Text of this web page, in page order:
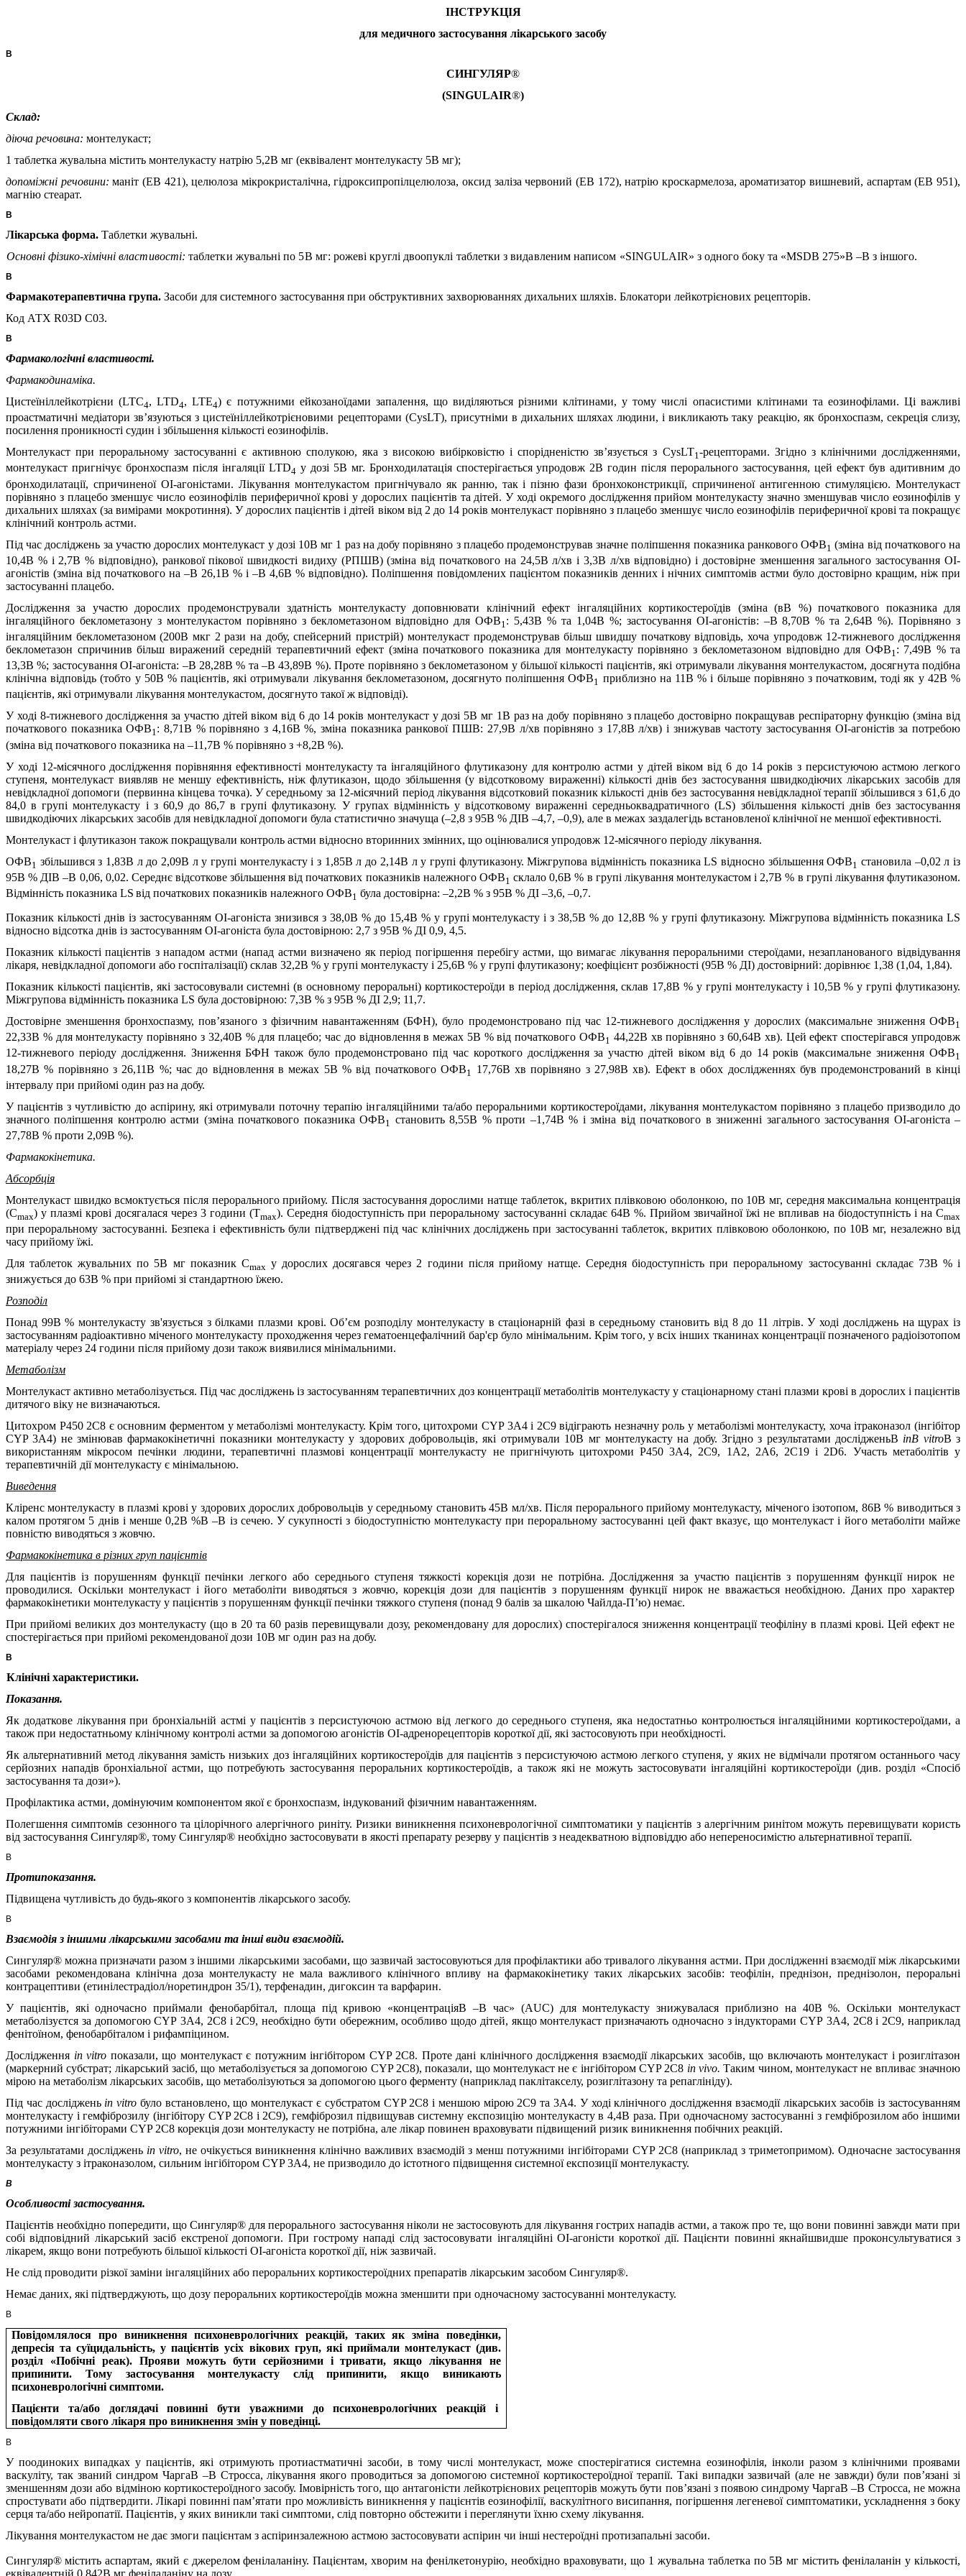
ІНСТРУКЦІЯ
для медичного застосування лікарського засобу
В
СИНГУЛЯР®
(SINGULAIR®)
Cклад:
діюча речовина: монтелукаст;
1 таблетка жувальна містить монтелукасту натрію 5,2В мг (еквівалент монтелукасту 5В мг);
допоміжні речовини: маніт (EВ 421), целюлоза мікрокристалічна, гідроксипропілцелюлоза, оксид заліза червоний (ЕВ 172), натрію кроскармелоза, ароматизатор вишневий, аспартам (EВ 951),
магнію стеарат.
В
Лікарська форма. Таблетки жувальні.
Основні фізико-хімічні властивості: таблетки жувальні по 5В мг: рожеві круглі двоопуклі таблетки з видавленим написом «SINGULAIR» з одного боку та «MSDВ 275»В –В з іншого.
В
Фармакотерапевтична група. Засоби для системного застосування при обструктивних захворюваннях дихальних шляхів. Блокатори лейкотрієнових рецепторів.
Код АТХ R03D C03.
В
Фармакологічні властивості.
Фармакодинаміка.
Цистеїніллейкотрієни (LTC4, LTD4, LTE4) є потужними ейкозаноїдами запалення, що виділяються різними клітинами, у тому числі опасистими клітинами та еозинофілами. Ці важливі
проастматичні медіатори зв’язуються з цистеїніллейкотрієновими рецепторами (CysLT), присутніми в дихальних шляхах людини, і викликають таку реакцію, як бронхоспазм, секреція слизу,
посилення проникності судин і збільшення кількості еозинофілів.
Монтелукаст при пероральному застосуванні є активною сполукою, яка з високою вибірковістю і спорідненістю зв’язується з CysLT1-рецепторами. Згідно з клінічними дослідженнями,
монтелукаст пригнічує бронхоспазм після інгаляції LTD4 у дозі 5В мг. Бронходилатація спостерігається упродовж 2В годин після перорального застосування, цей ефект був адитивним до
бронходилатації, спричиненої ОІ-агоністами. Лікування монтелукастом пригнічувало як ранню, так і пізню фази бронхоконстрикції, спричиненої антигенною стимуляцією. Монтелукаст
порівняно з плацебо зменшує число еозинофілів периферичної крові у дорослих пацієнтів та дітей. У ході окремого дослідження прийом монтелукасту значно зменшував число еозинофілів у
дихальних шляхах (за вимірами мокротиння). У дорослих пацієнтів і дітей віком від 2 до 14 років монтелукаст порівняно з плацебо зменшує число еозинофілів периферичної крові та покращує
клінічний контроль астми.
Під час досліджень за участю дорослих монтелукаст у дозі 10В мг 1 раз на добу порівняно з плацебо продемонстрував значне поліпшення показника ранкового ОФВ1 (зміна від початкового на
10,4В % і 2,7В % відповідно), ранкової пікової швидкості видиху (РПШВ) (зміна від початкового на 24,5В л/хв і 3,3В л/хв відповідно) і достовірне зменшення загального застосування ОІ-
агоністів (зміна від початкового на –В 26,1В % і –В 4,6В % відповідно). Поліпшення повідомлених пацієнтом показників денних і нічних симптомів астми було достовірно кращим, ніж при
застосуванні плацебо.
Дослідження за участю дорослих продемонстрували здатність монтелукасту доповнювати клінічний ефект інгаляційних кортикостероїдів (зміна (вВ %) початкового показника для
інгаляційного беклометазону з монтелукастом порівняно з беклометазоном відповідно для ОФВ1 : 5,43В % та 1,04В %; застосування ОІ-агоністів: –В 8,70В % та 2,64В %). Порівняно з
інгаляційним беклометазоном (200В мкг 2 рази на добу, спейсерний пристрій) монтелукаст продемонстрував більш швидшу початкову відповідь, хоча упродовж 12-тижневого дослідження
беклометазон спричинив більш виражений середній терапевтичний ефект (зміна початкового показника для монтелукасту порівняно з беклометазоном відповідно для ОФВ1: 7,49В % та
13,3В %; застосування ОІ-агоніста: –В 28,28В % та –В 43,89В %). Проте порівняно з беклометазоном у більшої кількості пацієнтів, які отримували лікування монтелукастом, досягнута подібна
клінічна відповідь (тобто у 50В % пацієнтів, які отримували лікування беклометазоном, досягнуто поліпшення ОФВ1 приблизно на 11В % і більше порівняно з початковим, тоді як у 42В %
пацієнтів, які отримували лікування монтелукастом, досягнуто такої ж відповіді).
У ході 8-тижневого дослідження за участю дітей віком від 6 до 14 років монтелукаст у дозі 5В мг 1В раз на добу порівняно з плацебо достовірно покращував респіраторну функцію (зміна від
початкового показника ОФВ1: 8,71В % порівняно з 4,16В %, зміна показника ранкової ПШВ: 27,9В л/хв порівняно з 17,8В л/хв) і знижував частоту застосування ОІ-агоністів за потребою
(зміна від початкового показника на –11,7В % порівняно з +8,2В %).
У ході 12-місячного дослідження порівняння ефективності монтелукасту та інгаляційного флутиказону для контролю астми у дітей віком від 6 до 14 років з персистуючою астмою легкого
ступеня, монтелукаст виявляв не меншу ефективність, ніж флутиказон, щодо збільшення (у відсотковому вираженні) кількості днів без застосування швидкодіючих лікарських засобів для
невідкладної допомоги (первинна кінцева точка). У середньому за 12-місячний період лікування відсотковий показник кількості днів без застосування невідкладної терапії збільшився з 61,6 до
84,0 в групі монтелукасту і з 60,9 до 86,7 в групі флутиказону. У групах відмінність у відсотковому вираженні середньоквадратичного (LS) збільшення кількості днів без застосування
швидкодіючих лікарських засобів для невідкладної допомоги була статистично значуща (–2,8 з 95В % ДІВ –4,7, –0,9), але в межах заздалегідь встановленої клінічної не меншої ефективності.
Монтелукаст і флутиказон також покращували контроль астми відносно вторинних змінних, що оцінювалися упродовж 12-місячного періоду лікування.
ОФВ1 збільшився з 1,83В л до 2,09В л у групі монтелукасту і з 1,85В л до 2,14В л у групі флутиказону. Міжгрупова відмінність показника LS відносно збільшення ОФВ1 становила –0,02 л із
95В % ДІВ –В 0,06, 0,02. Середнє відсоткове збільшення від початкових показників належного ОФВ1 склало 0,6В % в групі лікування монтелукастом і 2,7В % в групі лікування флутиказоном.
Відмінність показника LS від початкових показників належного ОФВ1 була достовірна: –2,2В % з 95В % ДІ –3,6, –0,7.
Показник кількості днів із застосуванням ОІ-агоніста знизився з 38,0В % до 15,4В % у групі монтелукасту і з 38,5В % до 12,8В % у групі флутиказону. Міжгрупова відмінність показника LS
відносно відсотка днів із застосуванням ОІ-агоніста була достовірною: 2,7 з 95В % ДІ 0,9, 4,5.
Показник кількості пацієнтів з нападом астми (напад астми визначено як період погіршення перебігу астми, що вимагає лікування пероральними стероїдами, незапланованого відвідування
лікаря, невідкладної допомоги або госпіталізації) склав 32,2В % у групі монтелукасту і 25,6В % у групі флутиказону; коефіцієнт розбіжності (95В % ДІ) достовірний: дорівнює 1,38 (1,04, 1,84).
Показник кількості пацієнтів, які застосовували системні (в основному пероральні) кортикостероїди в період дослідження, склав 17,8В % у групі монтелукасту і 10,5В % у групі флутиказону.
Міжгрупова відмінність показника LS була достовірною: 7,3В % з 95В % ДІ 2,9; 11,7.
Достовірне зменшення бронхоспазму, пов’язаного з фізичним навантаженням (БФН), було продемонстровано під час 12-тижневого дослідження у дорослих (максимальне зниження ОФВ1
22,33В % для монтелукасту порівняно з 32,40В % для плацебо; час до відновлення в межах 5В % від початкового ОФВ1 44,22В хв порівняно з 60,64В хв). Цей ефект спостерігався упродовж
12-тижневого періоду дослідження. Зниження БФН також було продемонстровано під час короткого дослідження за участю дітей віком від 6 до 14 років (максимальне зниження ОФВ1
18,27В % порівняно з 26,11В %; час до відновлення в межах 5В % від початкового ОФВ1
17,76В хв порівняно з 27,98В хв). Ефект в обох дослідженнях був продемонстрований в кінці
інтервалу при прийомі один раз на добу.
У пацієнтів з чутливістю до аспірину, які отримували поточну терапію інгаляційними та/або пероральними кортикостероїдами, лікування монтелукастом порівняно з плацебо призводило до
значного поліпшення контролю астми (зміна початкового показника ОФВ1 становить 8,55В % проти –1,74В % і зміна від початкового в зниженні загального застосування ОІ-агоніста –
27,78В % проти 2,09В %).
Фармакокінетика.
Абсорбція
Монтелукаст швидко всмоктується після перорального прийому. Після застосування дорослими натще таблеток, вкритих плівковою оболонкою, по 10В мг, середня максимальна концентрація
(Cmax) у плазмі крові досягалася через 3 години (Tmax). Середня біодоступність при пероральному застосуванні складає 64В %. Прийом звичайної їжі не впливав на біодоступність і на Cmax
при пероральному застосуванні. Безпека і ефективність були підтверджені під час клінічних досліджень при застосуванні таблеток, вкритих плівковою оболонкою, по 10В мг, незалежно від
часу прийому їжі.
Для таблеток жувальних по 5В мг показник Cmax у дорослих досягався через 2 години після прийому натще. Середня біодоступність при пероральному застосуванні складає 73В % і
знижується до 63В % при прийомі зі стандартною їжею.
Розподіл
Понад 99В % монтелукасту зв'язується з білками плазми крові. Об’єм розподілу монтелукасту в стаціонарній фазі в середньому становить від 8 до 11 літрів. У ході досліджень на щурах із
застосуванням радіоактивно міченого монтелукасту проходження через гематоенцефалічний бар'єр було мінімальним. Крім того, у всіх інших тканинах концентрації позначеного радіоізотопом
матеріалу через 24 години після прийому дози також виявилися мінімальними.
Метаболізм
Монтелукаст активно метаболізується. Під час досліджень із застосуванням терапевтичних доз концентрації метаболітів монтелукасту у стаціонарному стані плазми крові в дорослих і пацієнтів
дитячого віку не визначаються.
Цитохром Р450 2С8 є основним ферментом у метаболізмі монтелукасту. Крім того, цитохроми CYP 3A4 і 2С9 відіграють незначну роль у метаболізмі монтелукасту, хоча ітраконазол (інгібітор
CYP 3А4) не змінював фармакокінетичні показники монтелукасту у здорових добровольців, які отримували 10В мг монтелукасту на добу. Згідно з результатами дослідженьВ inВ vitroВ з
використанням мікросом печінки людини, терапевтичні плазмові концентрації монтелукасту не пригнічують цитохроми Р450 3А4, 2С9, 1А2, 2А6, 2С19 і 2D6. Участь метаболітів у
терапевтичній дії монтелукасту є мінімальною.
Виведення
Кліренс монтелукасту в плазмі крові у здорових дорослих добровольців у середньому становить 45В мл/хв. Після перорального прийому монтелукасту, міченого ізотопом, 86В % виводиться з
калом протягом 5 днів і менше 0,2В %В –В із сечею. У сукупності з біодоступністю монтелукасту при пероральному застосуванні цей факт вказує, що монтелукаст і його метаболіти майже
повністю виводяться з жовчю.
Фармакокінетика в різних груп пацієнтів
Для пацієнтів із порушенням функції печінки легкого або середнього ступеня тяжкості корекція дози не потрібна. Дослідження за участю пацієнтів з порушенням функції нирок не
проводилися. Оскільки монтелукаст і його метаболіти виводяться з жовчю, корекція дози для пацієнтів з порушенням функції нирок не вважається необхідною. Даних про характер
фармакокінетики монтелукасту у пацієнтів з порушенням функції печінки тяжкого ступеня (понад 9 балів за шкалою Чайлда-П’ю) немає.
При прийомі великих доз монтелукасту (що в 20 та 60 разів перевищували дозу, рекомендовану для дорослих) спостерігалося зниження концентрації теофіліну в плазмі крові. Цей ефект не
спостерігається при прийомі рекомендованої дози 10В мг один раз на добу.
В
Клінічні характеристики.
Показання.
Як додаткове лікування при бронхіальній астмі у пацієнтів з персистуючою астмою від легкого до середнього ступеня, яка недостатньо контролюється інгаляційними кортикостероїдами, а
також при недостатньому клінічному контролі астми за допомогою агоністів ОІ-адренорецепторів короткої дії, які застосовують при необхідності.
Як альтернативний метод лікування замість низьких доз інгаляційних кортикостероїдів для пацієнтів з персистуючою астмою легкого ступеня, у яких не відмічали протягом останнього часу
серйозних нападів бронхіальної астми, що потребують застосування пероральних кортикостероїдів, а також які не можуть застосовувати інгаляційні кортикостероїди (див. розділ «Спосіб
застосування та дози»).
Профілактика астми, домінуючим компонентом якої є бронхоспазм, індукований фізичним навантаженням.
Полегшення симптомів сезонного та цілорічного алергічного риніту. Ризики виникнення психоневрологічної симптоматики у пацієнтів з алергічним ринітом можуть перевищувати користь
від застосування Сингуляр®, тому Сингуляр® необхідно застосовувати в якості препарату резерву у пацієнтів з неадекватною відповіддю або непереносимістю альтернативної терапії.
В
Протипоказання.
Підвищена чутливість до будь-якого з компонентів лікарського засобу.
В
Взаємодія з іншими лікарськими засобами та інші види взаємодій.
Сингуляр® можна призначати разом з іншими лікарськими засобами, що зазвичай застосовуються для профілактики або тривалого лікування астми. При дослідженні взаємодії між лікарськими
засобами рекомендована клінічна доза монтелукасту не мала важливого клінічного впливу на фармакокінетику таких лікарських засобів: теофілін, преднізон, преднізолон, пероральні
контрацептиви (етинілестрадіол/норетиндрон 35/1), терфенадин, дигоксин та варфарин.
У пацієнтів, які одночасно приймали фенобарбітал, площа під кривою «концентраціяВ –В час» (AUC) для монтелукасту знижувалася приблизно на 40В %. Оскільки монтелукаст
метаболізуєтся за допомогою СYР 3А4, 2C8 і 2C9,необхідно бути обережним, особливо щодо дітей, якщо монтелукаст призначають одночасно з індукторами СYР 3А4, 2C8 і 2C9,наприклад
фенітоїном, фенобарбіталом і рифампіцином.
Дослідження in vitro показали, що монтелукаст є потужним інгібітором CYP 2C8. Проте дані клінічного дослідження взаємодії лікарських засобів, що включають монтелукаст і розиглітазон
(маркерний субстрат; лікарський засіб, що метаболізується за допомогою CYP 2C8), показали, що монтелукаст не є інгібітором CYP 2C8 in vivo.Таким чином, монтелукаст не впливає значною
мірою на метаболізм лікарських засобів, що метаболізуються за допомогою цього ферменту (наприклад паклітакселу, розиглітазону та репаглініду).
Під час досліджень in vitro було встановлено, що монтелукаст є субстратом CYP 2C8 і меншою мірою 2C9 та 3A4. У ході клінічного дослідження взаємодії лікарських засобів із застосуванням
монтелукасту і гемфіброзилу (інгібітору CYP 2C8 і 2С9), гемфіброзил підвищував системну експозицію монтелукасту в 4,4В раза. При одночасному застосуванні з гемфіброзилом або іншими
потужними інгібіторами CYP 2C8 корекція дози монтелукасту не потрібна, але лікар повинен враховувати підвищений ризик виникнення побічних реакцій.
За результатами досліджень in vitro, не очікується виникнення клінічно важливих взаємодій з менш потужними інгібіторами CYP 2C8 (наприклад з триметопримом). Одночасне застосування
монтелукасту з ітраконазолом, сильним інгібітором CYP 3A4, не призводило до істотного підвищення системної експозиції монтелукасту.
В
Особливості застосування.
Пацієнтів необхідно попередити, що Сингуляр® для перорального застосування ніколи не застосовують для лікування гострих нападів астми, а також про те, що вони повинні завжди мати при
собі відповідний лікарський засіб екстреної допомоги. При гострому нападі слід застосовувати інгаляційні ОІ-агоністи короткої дії. Пацієнти повинні якнайшвидше проконсультуватися з
лікарем, якщо вони потребують більшої кількості ОІ-агоніста короткої дії, ніж зазвичай.
Не слід проводити різкої заміни інгаляційних або пероральних кортикостероїдних препаратів лікарським засобом Сингуляр®.
Немає даних, які підтверджують, що дозу пероральних кортикостероїдів можна зменшити при одночасному застосуванні монтелукасту.
В
Повідомлялося про виникнення психоневрологічних реакцій, таких як зміна поведінки,
депресія та суїцидальність, у пацієнтів усіх вікових груп, які приймали монтелукаст (див.
розділ «Побічні реак). Прояви можуть бути серйозними і тривати, якщо лікування не
припинити. Тому застосування монтелукасту слід припинити, якщо виникають
психоневрологічні симптоми.
Пацієнти та/або доглядачі повинні бути уважними до психоневрологічних реакцій і
повідомляти свого лікаря про виникнення змін у поведінці.
В
У поодиноких випадках у пацієнтів, які отримують протиастматичні засоби, в тому числі монтелукаст, може спостерігатися системна еозинофілія, інколи разом з клінічними проявами
васкуліту, так званий синдром ЧаргаВ –В Стросса, лікування якого проводиться за допомогою системної кортикостероїдної терапії. Такі випадки зазвичай (але не завжди) були пов’язані зі
зменшенням дози або відміною кортикостероїдного засобу. Імовірність того, що антагоністи лейкотрієнових рецепторів можуть бути пов’язані з появою синдрому ЧаргаВ –В Стросса, не можна
спростувати або підтвердити. Лікарі повинні пам’ятати про можливість виникнення у пацієнтів еозинофілії, васкулітного висипання, погіршення легеневої симптоматики, ускладнення з боку
серця та/або нейропатії. Пацієнтів, у яких виникли такі симптоми, слід повторно обстежити і переглянути їхню схему лікування.
Лікування монтелукастом не дає змоги пацієнтам з аспіринзалежною астмою застосовувати аспірин чи інші нестероїдні протизапальні засоби.
Сингуляр® містить аспартам, який є джерелом фенілаланіну. Пацієнтам, хворим на фенілкетонурію, необхідно враховувати, що 1 жувальна таблетка по 5В мг містить фенілаланін у кількості,
еквівалентній 0,842В мг фенілаланіну на дозу.